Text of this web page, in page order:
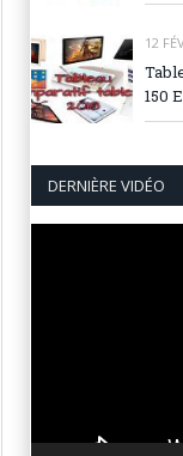
12
150
DERNIÈRE VIDÉO